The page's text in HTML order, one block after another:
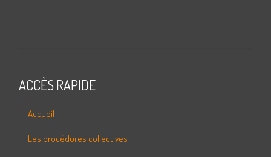
ACCÈS RAPIDE
Accueil
Les procédures collectives